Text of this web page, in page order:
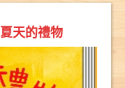
夏天的禮物